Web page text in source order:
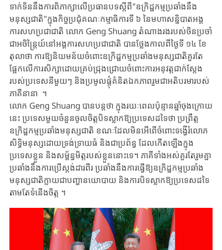
ទាក់​ទិន​នឹងការ​ពិភាក្សា​លើប្រធានបទ​​​ស្តីពី​"ឧក្រិដ្ឋកម្មប្រឆាំងនឹង
មនុស្សជាតិ"ក្នុង​កិច្ច​ប្រជុំ​​គណៈកម្មាធិការទី ៦ នៃមហាសន្និបាតអង្គ
ការសហប្រជាជាតិ លោក Geng Shuang តំណាងរងរបស់​ចិន​ប្រចាំ​
ជា​អចិន្ត្រៃយ៍​នៅ​​អង្គការសហប្រជាជាតិ បានថ្លែង​កាលពីថ្ងៃទី ១៤ ខែ​
តុលា​ថា​​ ការ​ឱ្យ​និយមន័យចំពោះ​ឧក្រិដ្ឋកម្មប្រឆាំងមនុស្សជាតិគួរតែ
ផ្អែកលើការសិក្សា​ដោយ​គ្រប់​ជ្រុង​ជ្រោយចំពោះ​កា​រអនុវត្តជាក់ស្តែង​
របស់ប្រទេសនីមួយៗ​​​​ និង​ប្រមូលផ្តុំ​​គំនិត​ឯកភាព​រួម​ជាអតិបរមារបស់​
ភាគី​នានា ​ ។
លោក Geng Shuang បានបន្ត​ថា ក្នុងរយៈពេលប៉ុន្មានឆ្នាំចុងក្រោយ
នេះ ប្រទេសមួយចំនួនចូលចិត្ត​បិទ​​ស្លាកឱ្យ​ប្រទេសដទៃ​ថា ប្រព្រឹត្ត
ឧក្រិដ្ឋកម្មប្រឆាំងមនុស្សជាតិ ខណៈដែលមិន​អើពើ​ចំពោះទង្វើ​រំលោភ
សិទ្ធិមនុស្សដោយ​ទ្រង់ទ្រាយធំ និងជាប្រព័ន្ធ ដែលកើត​ឡើង​ក្នុង​
ប្រទេស​ខ្លួន និងសម្ព័ន្ធមិត្តរបស់ខ្លួន​នោះទេ​។ ភាគីទាំងអស់គួរតែរួមគ្នា
ប្រឆាំងនឹងការប្រើ​ស្តង់ដារពីរ​ ​ប្រឆាំង​នឹង​​​ការធ្វើ​ឱ្យ​ឧក្រិដ្ឋកម្មប្រឆាំង
មនុស្សជាតិក្លាយ​ជា​បញ្ហា​នយោបាយ និងការបិទស្លាក​ឱ្យ​ប្រទេស​ដទៃ​
តាម​តែ​ទំនើង​ចិត្ត​ ។